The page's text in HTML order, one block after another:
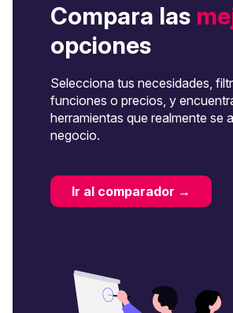
Compara las
opciones
Selecciona tus necesidades,
funciones o precios, y
herramientas que realmente se
negocio.
Ir al comparador →